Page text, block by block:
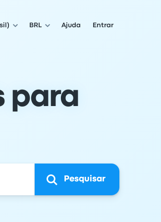
BRL Ajuda Entrar
para
Pesquisar